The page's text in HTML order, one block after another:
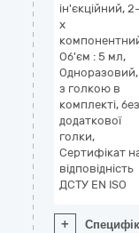
ін'єкційний, 2-
х
Об'єм : 5 мл,
Одноразовий,
з голкою в
комплекті, без
додаткової
голки,
Сертифікат
відповідність
ДСТУ EN ISO
+